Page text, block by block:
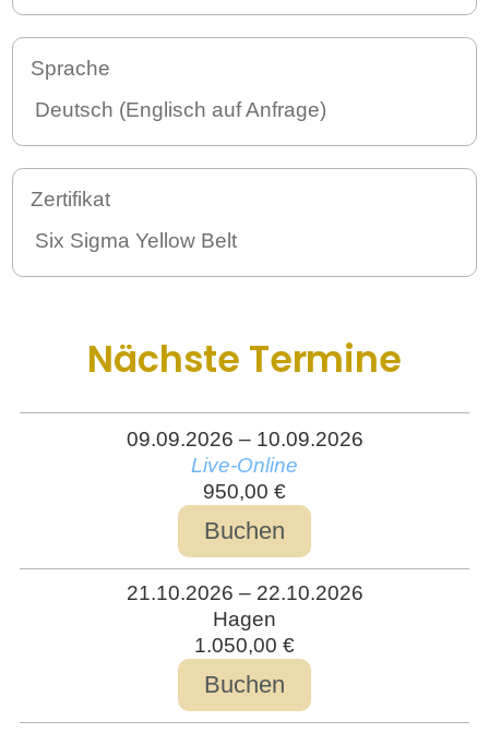
Sprache
Deutsch (Englisch auf Anfrage)
Zertifikat
Six Sigma Yellow Belt
Nächste Termine
09.09.2026 – 10.09.2026
Live-Online
950,00 €
Buchen
21.10.2026 – 22.10.2026
Hagen
1.050,00 €
Buchen